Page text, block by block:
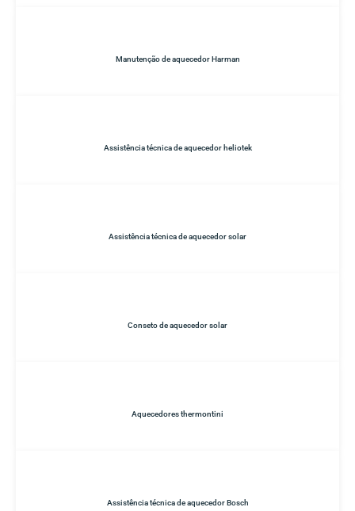
Manutenção de aquecedor Harman
Assistência técnica de aquecedor heliotek
Assistência técnica de aquecedor solar
Conseto de aquecedor solar
Aquecedores thermontini
Assistência técnica de aquecedor Bosch